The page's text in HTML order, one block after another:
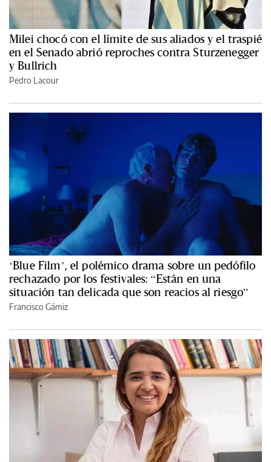
Milei chocó con el límite de sus aliados y el traspié
en el Senado abrió reproches contra Sturzenegger
y Bullrich
Pedro Lacour
‘Blue Film’, el polémico drama sobre un pedófilo
rechazado por los festivales: “Están en una
situación tan delicada que son reacios al riesgo”
Francisco Gámiz